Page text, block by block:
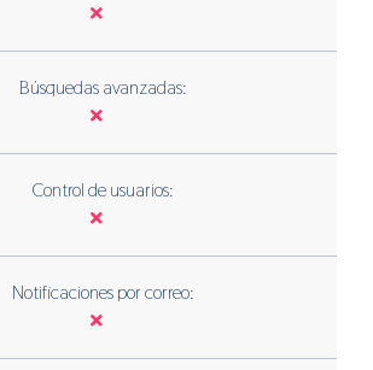
Búsquedas avanzadas:
Control de usuarios:
Notificaciones por correo: